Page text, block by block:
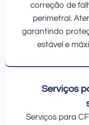
correção de
perimetral.
garantindo
estável e
Serviços
Serviços para